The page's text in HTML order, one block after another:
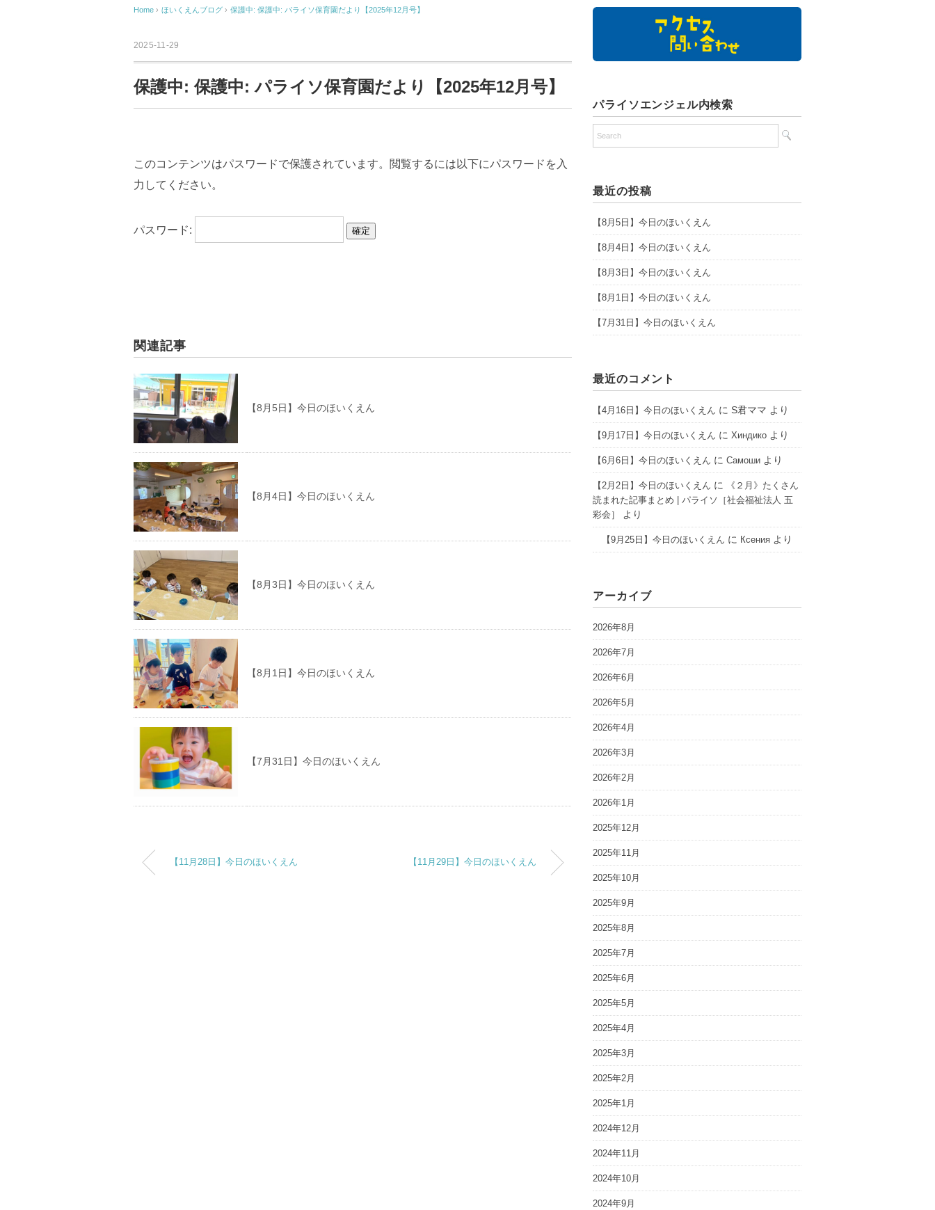
Home › ほいくえんブログ › 保護中: 保護中: パライソ保育園だより【2025年12月号】
2025-11-29
保護中: 保護中: パライソ保育園だより【2025年12月号】
このコンテンツはパスワードで保護されています。閲覧するには以下にパスワードを入
力してください。
パスワード:
関連記事
【8月5日】今日のほいくえん
【8月4日】今日のほいくえん
【8月3日】今日のほいくえん
【8月1日】今日のほいくえん
【7月31日】今日のほいくえん
【11月28日】今日のほいくえん 【11月29日】今日のほいくえん
パライソエンジェル内検索
最近の投稿
【8月5日】今日のほいくえん
【8月4日】今日のほいくえん
【8月3日】今日のほいくえん
【8月1日】今日のほいくえん
【7月31日】今日のほいくえん
最近のコメント
【4月16日】今日のほいくえん に S君ママ より
【9月17日】今日のほいくえん にХиндико より
【6月6日】今日のほいくえん にСамоши より
【2月2日】今日のほいくえん に
《２月》たくさん
読まれた記事まとめ | パライソ［社会福祉法人 五
彩会］
より
【9月25日】今日のほいくえん に Ксения より
アーカイブ
2026年8月
2026年7月
2026年6月
2026年5月
2026年4月
2026年3月
2026年2月
2026年1月
2025年12月
2025年11月
2025年10月
2025年9月
2025年8月
2025年7月
2025年6月
2025年5月
2025年4月
2025年3月
2025年2月
2025年1月
2024年12月
2024年11月
2024年10月
2024年9月